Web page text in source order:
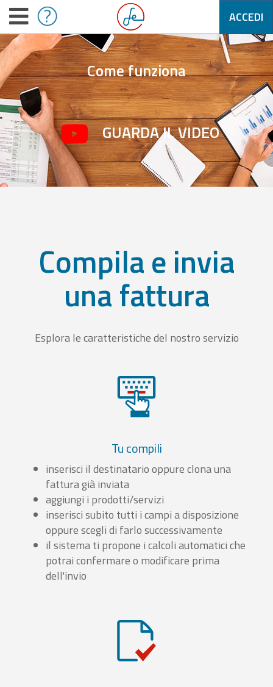
ACCEDI
Come funziona
GUARDA IL VIDEO
Compila e invia
una fattura
Esplora le caratteristiche del nostro servizio
Tu compili
inserisci il destinatario oppure clona una
fattura già inviata
aggiungi i prodotti/servizi
inserisci subito tutti i campi a disposizione
oppure scegli di farlo successivamente
il sistema ti propone i calcoli automatici che
potrai confermare o modificare prima
dell'invio